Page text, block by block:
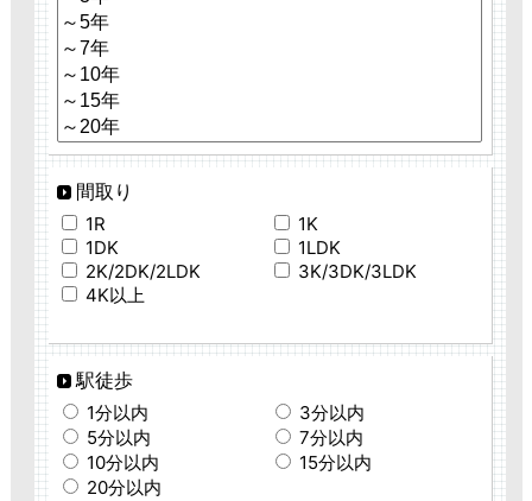
間取り
1R
1K
1DK
1LDK
2K/2DK/2LDK
3K/3DK/3LDK
4K以上
駅徒歩
1分以内
3分以内
5分以内
7分以内
10分以内
15分以内
20分以内